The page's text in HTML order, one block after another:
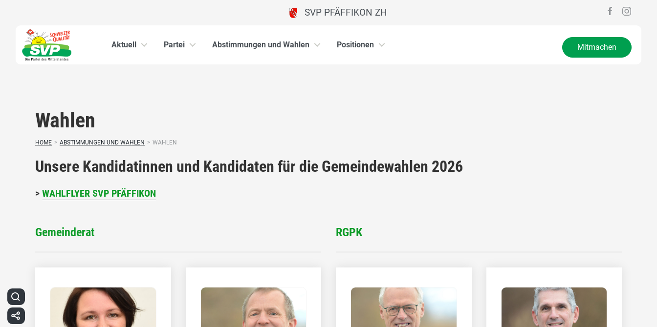
SVP PFÄFFIKON ZH
Aktuell Partei Abstimmungen und Wahlen Positionen Mitmachen
Wahlen
HOME > ABSTIMMUNGEN UND WAHLEN > WAHLEN
Unsere Kandidatinnen und Kandidaten für die Gemeindewahlen 2026
> WAHLFLYER SVP PFÄFFIKON
Gemeinderat RGPK